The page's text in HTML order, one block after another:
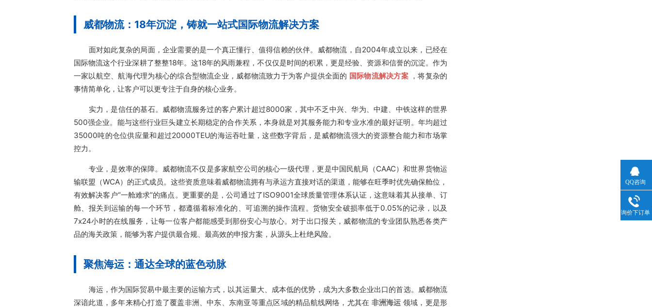
威都物流：18年沉淀，铸就一站式国际物流解决方案
面对如此复杂的局面，企业需要的是一个真正懂行、值得信赖的伙伴。威都物流，自2004年成立以来，已经在
国际物流这个行业深耕了整整18年。这18年的风雨兼程，不仅仅是时间的积累，更是经验、资源和信誉的沉淀。作为
一家以航空、航海代理为核心的综合型物流企业，威都物流致力于为客户提供全面的 国际物流解决方案 ，将复杂的
事情简单化，让客户可以更专注于自身的核心业务。
实力，是信任的基石。威都物流服务过的客户累计超过8000家，其中不乏中兴、华为、中建、中铁这样的世界
500强企业。能与这些行业巨头建立长期稳定的合作关系，本身就是对其服务能力和专业水准的最好证明。年均超过
35000吨的仓位供应量和超过20000TEU的海运吞吐量，这些数字背后，是威都物流强大的资源整合能力和市场掌
控力。
专业，是效率的保障。威都物流不仅是多家航空公司的核心一级代理，更是中国民航局（CAAC）和世界货物运
输联盟（WCA）的正式成员。这些资质意味着威都物流拥有与承运方直接对话的渠道，能够在旺季时优先确保舱位，
有效解决客户“一舱难求”的痛点。更重要的是，公司通过了ISO9001全球质量管理体系认证，这意味着其从接单、订
舱、报关到运输的每一个环节，都遵循着标准化的、可追溯的操作流程。货物安全破损率低于0.05%的记录，以及
7x24小时的在线服务，让每一位客户都能感受到那份安心与放心。对于出口报关，威都物流的专业团队熟悉各类产
品的海关政策，能够为客户提供最合规、最高效的申报方案，从源头上杜绝风险。
聚焦海运：通达全球的蓝色动脉
海运，作为国际贸易中最主要的运输方式，以其运量大、成本低的优势，成为大多数企业出口的首选。威都物流
深谙此道，多年来精心打造了覆盖非洲、中东、东南亚等重点区域的精品航线网络，尤其在 非洲海运 领域，更是形
QQ咨询
询价下订单